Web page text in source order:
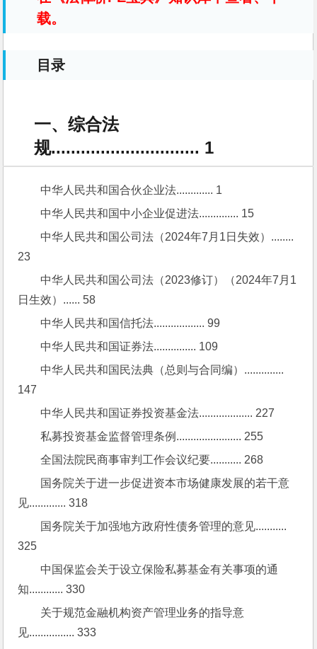
载。
目录
一、综合法
规.............................. 1
中华人民共和国合伙企业法............. 1
中华人民共和国中小企业促进法.............. 15
中华人民共和国公司法（2024年7月1日失效）........
23
中华人民共和国公司法（2023修订）（2024年7月1
日生效）...... 58
中华人民共和国信托法.................. 99
中华人民共和国证券法............... 109
中华人民共和国民法典（总则与合同编）..............
147
中华人民共和国证券投资基金法................... 227
私募投资基金监督管理条例....................... 255
全国法院民商事审判工作会议纪要........... 268
国务院关于进一步促进资本市场健康发展的若干意
见............. 318
国务院关于加强地方政府性债务管理的意见...........
325
中国保监会关于设立保险私募基金有关事项的通
知............ 330
关于规范金融机构资产管理业务的指导意
见................ 333